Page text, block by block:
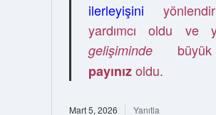
ilerleyişini
yardımcı oldu ve
gelişiminde
payınızoldu.
Mart 5, 2026 Yanıtla